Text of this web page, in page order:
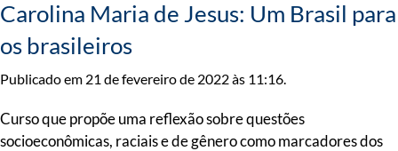
Carolina Maria de Jesus: Um Brasil para
os brasileiros
Publicado em 21 de fevereiro de 2022 às 11:16.
Curso que propõe uma reflexão sobre questões
socioeconômicas, raciais e de gênero como marcadores dos